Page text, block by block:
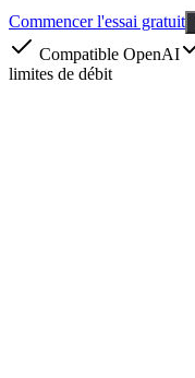
Commencer l'essai gratuit
Compatible OpenAI
limites de débit